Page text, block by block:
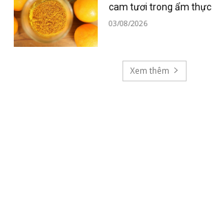
cam tươi trong ẩm thực
03/08/2026
Xem thêm